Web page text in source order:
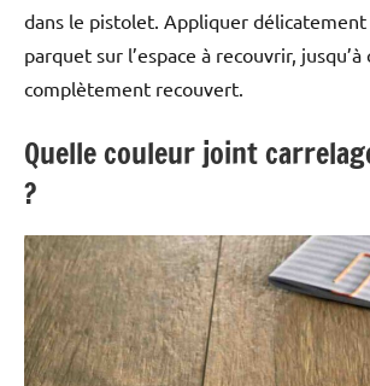
dans le pistolet. Appliquer
parquet sur l’espace à recouvrir, jusqu’à
complètement recouvert.
Quelle couleur joint
?